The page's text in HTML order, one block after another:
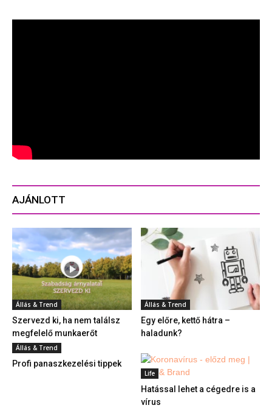
AJÁNLOTT
Állás & Trend
Szervezd ki, ha nem találsz
megfelelő munkaerőt
Állás & Trend
Egy előre, kettő hátra –
haladunk?
Állás & Trend
Profi panaszkezelési tippek
Life
Hatással lehet a cégedre is a
vírus